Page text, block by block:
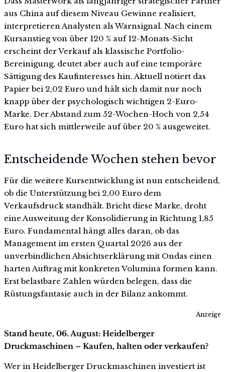
aus China auf diesem Niveau Gewinne realisiert,
interpretieren Analysten als Warnsignal. Nach einem
Kursanstieg von über 120 % auf 12-Monats-Sicht
erscheint der Verkauf als klassische Portfolio-
Bereinigung, deutet aber auch auf eine temporäre
Sättigung des Kaufinteresses hin. Aktuell notiert das
Papier bei 2,02 Euro und hält sich damit nur noch
knapp über der psychologisch wichtigen 2-Euro-
Marke. Der Abstand zum 52-Wochen-Hoch von 2,54
Euro hat sich mittlerweile auf über 20 % ausgeweitet.
Entscheidende Wochen stehen bevor
Für die weitere Kursentwicklung ist nun entscheidend,
ob die Unterstützung bei 2,00 Euro dem
Verkaufsdruck standhält. Bricht diese Marke, droht
eine Ausweitung der Konsolidierung in Richtung 1,85
Euro. Fundamental hängt alles daran, ob das
Management im ersten Quartal 2026 aus der
unverbindlichen Absichtserklärung mit Ondas einen
harten Auftrag mit konkreten Volumina formen kann.
Erst belastbare Zahlen würden belegen, dass die
Rüstungsfantasie auch in der Bilanz ankommt.
Anzeige
Stand heute, 06. August: Heidelberger
Druckmaschinen – Kaufen, halten oder verkaufen?
Wer in Heidelberger Druckmaschinen investiert ist